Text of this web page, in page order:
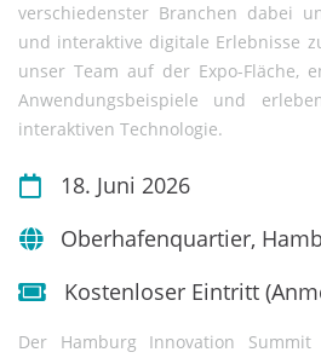
verschiedenster Branchen dabei
und interaktive digitale Erlebnisse
unser Team auf der Expo-Fläche,
Anwendungsbeispiele und
interaktiven Technologie.
18. Juni 2026
Oberhafenquartier,
Kostenloser Eintritt
Der Hamburg Innovation Summit